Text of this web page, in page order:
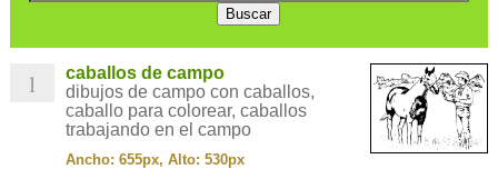
1
caballos de campo
dibujos de campo con caballos,
caballo para colorear, caballos
trabajando en el campo
Ancho: 655px, Alto: 530px